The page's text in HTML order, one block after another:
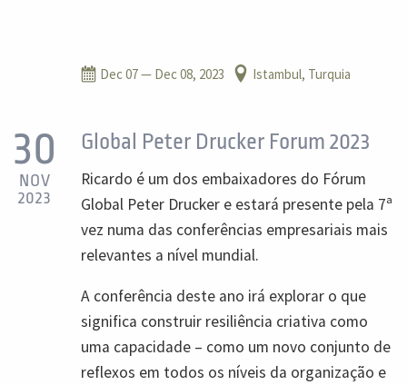
Dec 07— Dec 08, 2023 Istambul, Turquia
30
NOV
2023
Global Peter Drucker Forum 2023
Ricardo é um dos embaixadores do Fórum
Global Peter Drucker e estará presente pela 7ª
vez numa das conferências empresariais mais
relevantes a nível mundial.
A conferência deste ano irá explorar o que
significa construir resiliência criativa como
uma capacidade – como um novo conjunto de
reflexos em todos os níveis da organização e